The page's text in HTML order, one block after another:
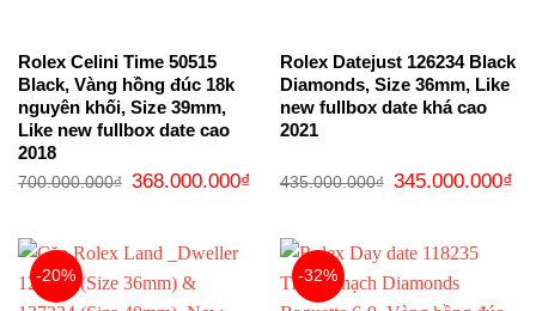
Rolex Celini Time 50515
Black, Vàng hồng đúc 18k
nguyên khối, Size 39mm,
Like new fullbox date cao
2018
700.000.000₫
Giá
gốc
368.000.000₫Giá
368.000.000₫.
Rolex Datejust 126234 Black
Diamonds, Size 36mm, Like
new fullbox date khá cao
2021
435.000.000₫
Giá
gốc
345.000.000₫
-20% -32%